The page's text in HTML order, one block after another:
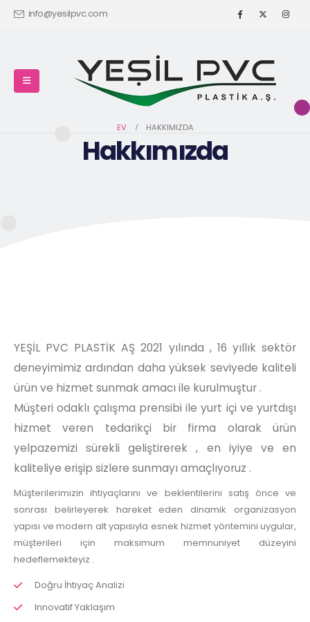
info@yesilpvc.com
EV HAKKIMIZDA
Hakkımızda
YEŞİL PVC PLASTİK AŞ 2021 yılında , 16 yıllık sektör
deneyimimiz ardından daha yüksek seviyede kaliteli
ürün ve hizmet sunmak amacı ile kurulmuştur .
Müşteri odaklı çalışma prensibi ile yurt içi ve yurtdışı
hizmet veren tedarikçi bir firma olarak ürün
yelpazemizi sürekli geliştirerek , en iyiye ve en
kaliteliye erişip sizlere sunmayı amaçlıyoruz .
Müşterilerimizin ihtiyaçlarını ve beklentilerini satış önce ve
sonrası belirleyerek hareket eden dinamik organizasyon
yapısı ve modern alt yapısıyla esnek hizmet yöntemini uygular,
müşterileri için maksimum memnuniyet düzeyini
hedeflemekteyiz .
Doğru İhtiyaç Analizi
Innovatif Yaklaşım